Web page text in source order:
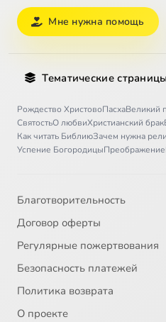
Мне нужна помощь
Тематические
Рождество ХристовоПасхаВеликий
СвятостьО любвиХристианский брак
Как читать БиблиюЗачем нужна
Успение БогородицыПреображение
Благотворительность
Договор оферты
Регулярные пожертвования
Безопасность платежей
Политика возврата
О проекте